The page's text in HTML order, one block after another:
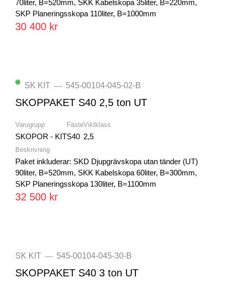
70liter, B=520mm, SKK Kabelskopa 35liter, B=220mm,
SKP Planeringsskopa 110liter, B=1000mm
30 400 kr
SK KIT — 545-00104-045-02-B
SKOPPAKET S40 2,5 ton UT
Varugrupp
SKOPOR - KIT
Fäste
S40
Viktklass
2,5
Beskrivning
Paket inkluderar: SKD Djupgrävskopa utan tänder (UT)
90liter, B=520mm, SKK Kabelskopa 60liter, B=300mm,
SKP Planeringsskopa 130liter, B=1100mm
32 500 kr
SK KIT — 545-00104-045-30-B
SKOPPAKET S40 3 ton UT